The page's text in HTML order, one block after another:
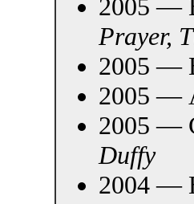
2005 —
Prayer,
2005 —
2005 —
2005 —
Duffy
2004 —